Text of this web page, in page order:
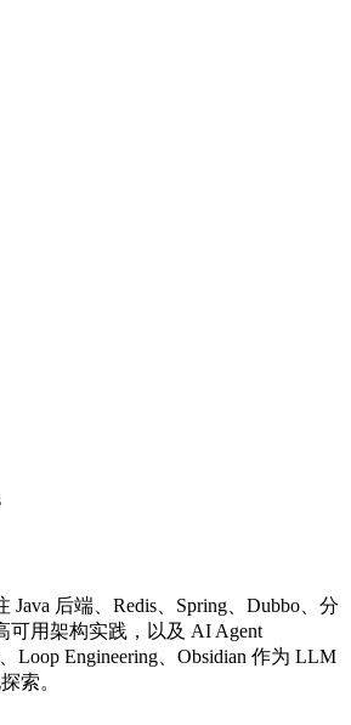
后端、Redis、Spring、Dubbo、分
可用架构实践，以及 AI Agent
Loop Engineering、Obsidian 作为 LLM
索。